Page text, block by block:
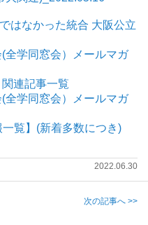
はなかった統合 大阪公立
全学同窓会）メールマガ
連記事一覧
全学同窓会）メールマガ
覧】(新着多数につき)
2022.06.30
次の記事へ >>